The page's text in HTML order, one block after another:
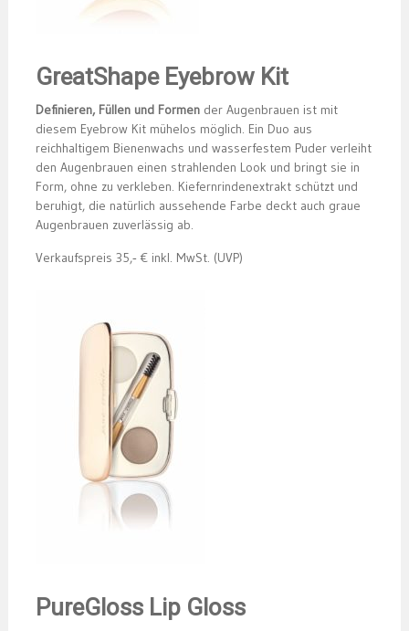
GreatShape Eyebrow Kit
Definieren, Füllen und Formender Augenbrauen ist mit
diesem Eyebrow Kit mühelos möglich. Ein Duo aus
reichhaltigem Bienenwachs und wasserfestem Puder verleiht
den Augenbrauen einen strahlenden Look und bringt sie in
Form, ohne zu verkleben. Kiefernrindenextrakt schützt und
beruhigt, die natürlich aussehende Farbe deckt auch graue
Augenbrauen zuverlässig ab.
Verkaufspreis 35,‑ € inkl. MwSt. (UVP)
PureGloss Lip Gloss